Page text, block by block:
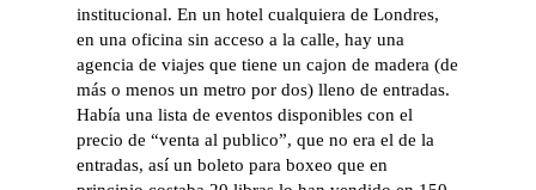
institucional. En un hotel cualquiera de Londres,
en una oficina sin acceso a la calle, hay una
agencia de viajes que tiene un cajon de madera (de
más o menos un metro por dos) lleno de entradas.
Había una lista de eventos disponibles con el
precio de “venta al publico”, que no era el de la
entradas, así un boleto para boxeo que en